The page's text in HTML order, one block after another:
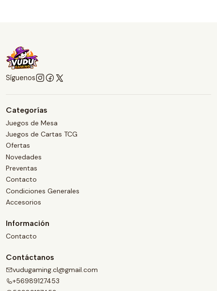
Síguenos
Categorías
Juegos de Mesa
Juegos de Cartas TCG
Ofertas
Novedades
Preventas
Contacto
Condiciones Generales
Accesorios
Información
Contacto
Contáctanos
vudugaming.cl@gmail.com
+56989127453